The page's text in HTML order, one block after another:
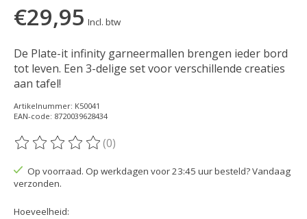
€29,95 Incl. btw
De Plate-it infinity garneermallen brengen ieder bord
tot leven. Een 3-delige set voor verschillende creaties
aan tafel!
Artikelnummer: K50041
EAN-code: 8720039628434
De beoordeling van dit product is
(0)
Op voorraad. Op werkdagen voor 23:45 uur besteld? Vandaag
verzonden.
Hoeveelheid: